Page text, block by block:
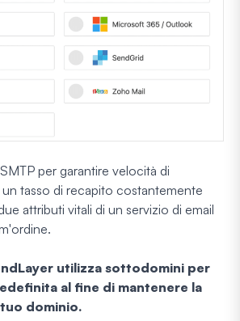
per garantire velocità di
tasso di recapito costantemente
attributi vitali di un servizio di email
utilizza sottodomini per
al fine di mantenere la
dominio.